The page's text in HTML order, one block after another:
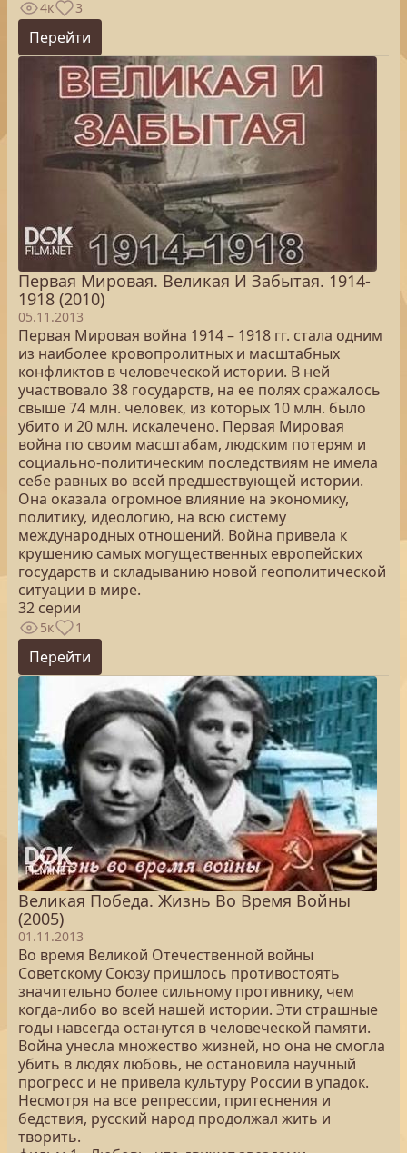
4к 3
Перейти
Первая Мировая. Великая И Забытая. 1914-
1918 (2010)
05.11.2013
Первая Мировая война 1914 – 1918 гг. стала одним
из наиболее кровопролитных и масштабных
конфликтов в человеческой истории. В ней
участвовало 38 государств, на ее полях сражалось
свыше 74 млн. человек, из которых 10 млн. было
убито и 20 млн. искалечено. Первая Мировая
война по своим масштабам, людским потерям и
социально-политическим последствиям не имела
себе равных во всей предшествующей истории.
Она оказала огромное влияние на экономику,
политику, идеологию, на всю систему
международных отношений. Война привела к
крушению самых могущественных европейских
государств и складыванию новой геополитической
ситуации в мире.
32 серии
5к 1
Перейти
Великая Победа. Жизнь Во Время Войны
(2005)
01.11.2013
Во время Великой Отечественной войны
Советскому Союзу пришлось противостоять
значительно более сильному противнику, чем
когда-либо во всей нашей истории. Эти страшные
годы навсегда останутся в человеческой памяти.
Война унесла множество жизней, но она не смогла
убить в людях любовь, не остановила научный
прогресс и не привела культуру России в упадок.
Несмотря на все репрессии, притеснения и
бедствия, русский народ продолжал жить и
творить.